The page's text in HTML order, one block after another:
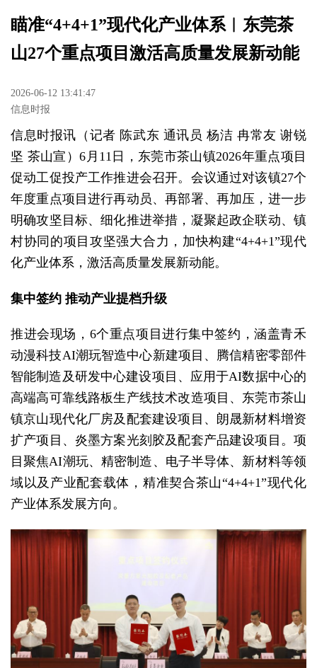
瞄准“4+4+1”现代化产业体系︱东莞茶
山27个重点项目激活高质量发展新动能
2026-06-12 13:41:47
信息时报
信息时报讯（记者 陈武东 通讯员 杨洁 冉常友 谢锐
坚 茶山宣）6月11日，东莞市茶山镇2026年重点项目
促动工促投产工作推进会召开。会议通过对该镇27个
年度重点项目进行再动员、再部署、再加压，进一步
明确攻坚目标、细化推进举措，凝聚起政企联动、镇
村协同的项目攻坚强大合力，加快构建“4+4+1”现代
化产业体系，激活高质量发展新动能。
集中签约 推动产业提档升级
推进会现场，6个重点项目进行集中签约，涵盖青禾
动漫科技AI潮玩智造中心新建项目、腾信精密零部件
智能制造及研发中心建设项目、应用于AI数据中心的
高端高可靠线路板生产线技术改造项目、东莞市茶山
镇京山现代化厂房及配套建设项目、朗晟新材料增资
扩产项目、炎墨方案光刻胶及配套产品建设项目。项
目聚焦AI潮玩、精密制造、电子半导体、新材料等领
域以及产业配套载体，精准契合茶山“4+4+1”现代化
产业体系发展方向。